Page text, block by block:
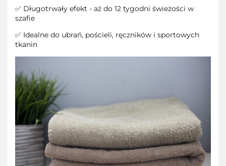
✅ Długotrwały efekt - aż do 12 tygodni świeżości w
szafie
✅ Idealne do ubrań, pościeli, ręczników i sportowych
tkanin